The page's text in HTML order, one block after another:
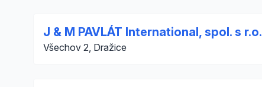
J & M PAVLÁT International, spol. s r.o.
Všechov 2, Dražice